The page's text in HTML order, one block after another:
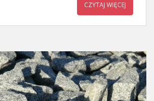
CZYTAJ WIĘCEJ